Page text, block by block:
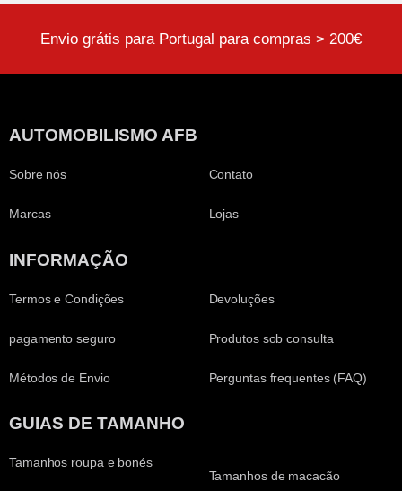
Envio grátis para Portugal para compras > 200€
AUTOMOBILISMO AFB
Sobre nós
Marcas
Contato
Lojas
INFORMAÇÃO
Termos e Condições
pagamento seguro
Métodos de Envio
Devoluções
Produtos sob consulta
Perguntas frequentes (FAQ)
GUIAS DE TAMANHO
Tamanhos roupa e bonés
Tamanhos de macacão